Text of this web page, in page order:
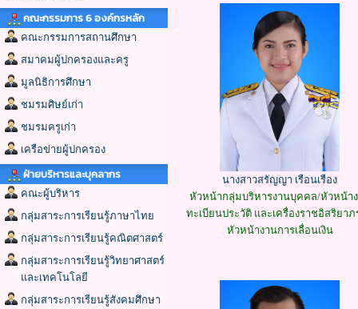
คณะกรรมการ 6 องค์กรหลัก
คณะกรรมการสถานศึกษา
สมาคมผู้ปกครองและครู
มูลนิธิการศึกษา
ชมรมศิษย์เก่า
ชมรมครูเก่า
เครือข่ายผู้ปกครอง
ฝ่ายบริหารและบุคลากร
คณะผู้บริหาร
กลุ่มสาระการเรียนรู้ภาษาไทย
กลุ่มสาระการเรียนรู้คณิตศาสตร์
กลุ่มสาระการเรียนรู้วิทยาศาสตร์
และเทคโนโลยี
กลุ่มสาระการเรียนรู้สังคมศึกษา
นางสาวสรัญญา เรือนเรือง
หัวหน้ากลุ่มบริหารงานบุคคล/หัวหน้า
ทะเบียนประวัติ และเครื่องราชอิสริยา
หัวหน้างานการเลื่อนเงิน